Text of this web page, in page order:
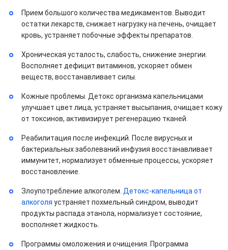
Прием большого количества медикаментов. Выводит
остатки лекарств, снижает нагрузку на печень, очищает
кровь, устраняет побочные эффекты препаратов.
Хроническая усталость, слабость, снижение энергии.
Восполняет дефицит витаминов, ускоряет обмен
веществ, восстанавливает силы.
Кожные проблемы. Детокс организма капельницами
улучшает цвет лица, устраняет высыпания, очищает кожу
от токсинов, активизирует регенерацию тканей.
Реабилитация после инфекций. После вирусных и
бактериальных заболеваний инфузия восстанавливает
иммунитет, нормализует обменные процессы, ускоряет
восстановление.
Злоупотребление алкоголем. Детокс-капельница от
алкоголя устраняет похмельный синдром, выводит
продукты распада этанола, нормализует состояние,
восполняет жидкость.
Программы омоложения и очищения. Программа